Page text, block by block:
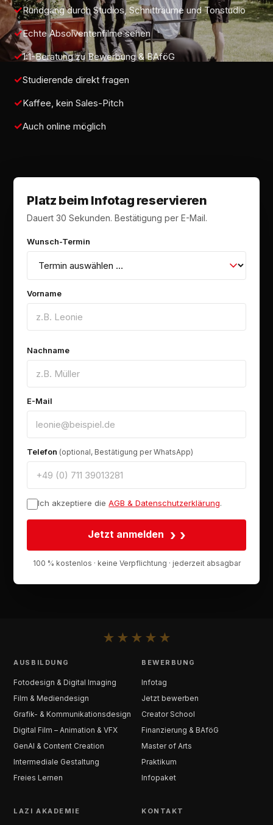
Rundgang durch Studios, Schnitträume und Tonstudio
Echte Absolventenfilme sehen
1:1-Beratung zu Bewerbung & BAföG
Studierende direkt fragen
Kaffee, kein Sales-Pitch
Auch online möglich
Platz beim Infotag reservieren
Dauert 30 Sekunden. Bestätigung per E-Mail.
Wunsch-Termin
Vorname
Nachname
E-Mail
Telefon (optional, Bestätigung per WhatsApp)
Ich akzeptiere die AGB & Datenschutzerklärung.
Jetzt anmelden ›
100 % kostenlos · keine Verpflichtung · jederzeit absagbar
★ ★ ★ ★ ★
AUSBILDUNG
Fotodesign & Digital Imaging
Film & Mediendesign
Grafik- & Kommunikationsdesign
Digital Film – Animation & VFX
GenAI & Content Creation
Intermediale Gestaltung
Freies Lernen
BEWERBUNG
Infotag
Jetzt bewerben
Creator School
Finanzierung & BAföG
Master of Arts
Praktikum
Infopaket
LAZI AKADEMIE KONTAKT